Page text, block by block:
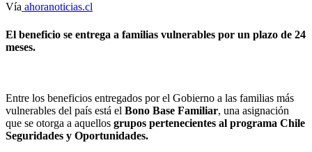
Vía ahoranoticias.cl
El beneficio se entrega a familias vulnerables por un plazo de 24
meses.
Entre los beneficios entregados por el Gobierno a las familias más
vulnerables del país está el Bono Base Familiar, una asignación
que se otorga a aquellos grupos pertenecientes al programa Chile
Seguridades y Oportunidades.